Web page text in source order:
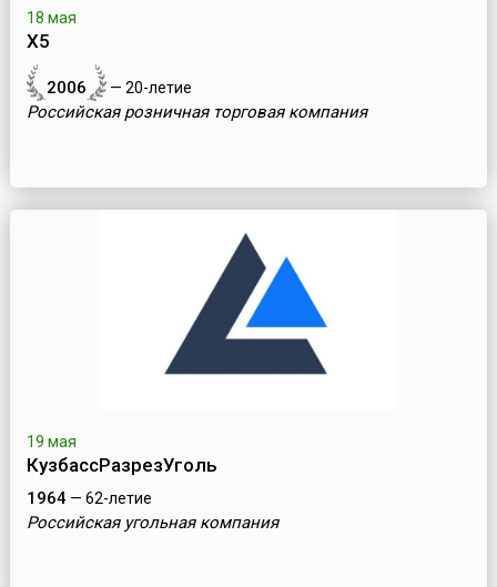
18 мая
Х5
2006 — 20-летие
Российская розничная торговая компания
19 мая
КузбассРазрезУголь
1964— 62-летие
Российская угольная компания